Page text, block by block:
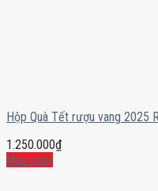
Hộp Quà Tết rượu vang 2025
1.250.000₫
Mua ngay